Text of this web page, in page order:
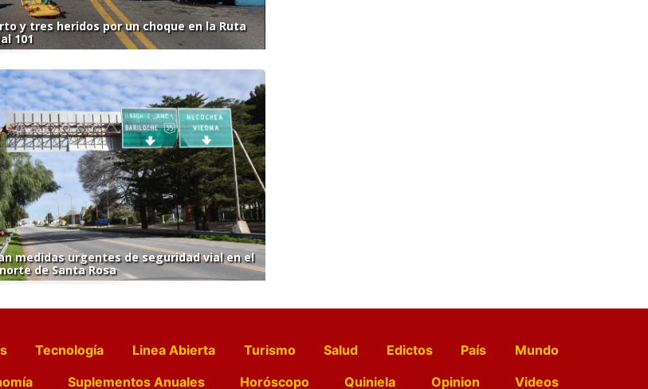
y tres heridos por un choque en la Ruta
101
medidas urgentes de seguridad vial en el
de Santa Rosa
Tecnología Linea Abierta Turismo Salud Edictos País
Mundo
Suplementos Anuales Horóscopo Quiniela Opinion Videos